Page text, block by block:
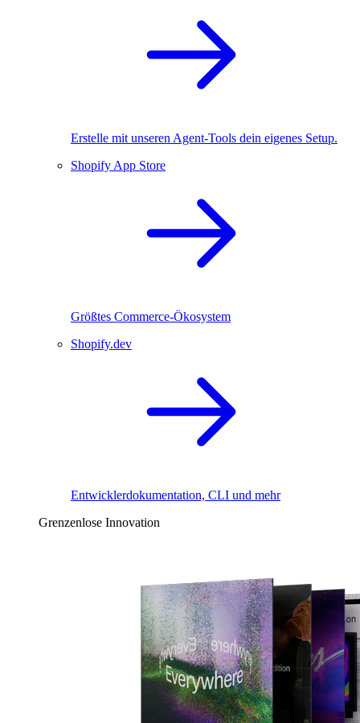
Erstelle mit unseren Agent-Tools dein eigenes Setup.
Shopify App Store
Größtes Commerce-Ökosystem
Shopify.dev
Entwicklerdokumentation, CLI und mehr
Grenzenlose Innovation